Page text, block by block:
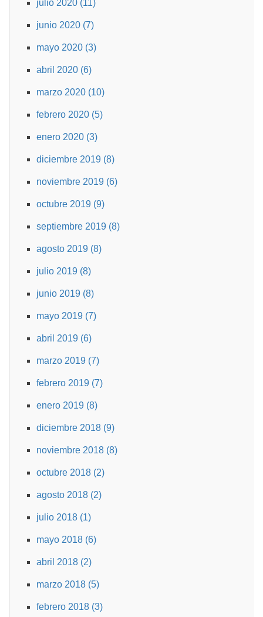
julio 2020 (11)
junio 2020 (7)
mayo 2020 (3)
abril 2020 (6)
marzo 2020 (10)
febrero 2020 (5)
enero 2020 (3)
diciembre 2019 (8)
noviembre 2019 (6)
octubre 2019 (9)
septiembre 2019 (8)
agosto 2019 (8)
julio 2019 (8)
junio 2019 (8)
mayo 2019 (7)
abril 2019 (6)
marzo 2019 (7)
febrero 2019 (7)
enero 2019 (8)
diciembre 2018 (9)
noviembre 2018 (8)
octubre 2018 (2)
agosto 2018 (2)
julio 2018 (1)
mayo 2018 (6)
abril 2018 (2)
marzo 2018 (5)
febrero 2018 (3)